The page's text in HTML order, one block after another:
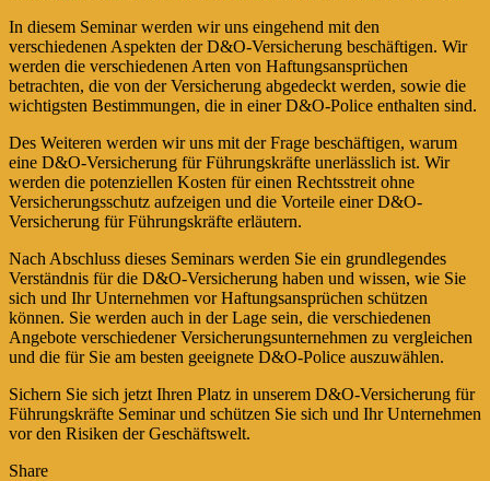
In diesem Seminar werden wir uns eingehend mit den
verschiedenen Aspekten der D&O-Versicherung beschäftigen. Wir
werden die verschiedenen Arten von Haftungsansprüchen
betrachten, die von der Versicherung abgedeckt werden, sowie die
wichtigsten Bestimmungen, die in einer D&O-Police enthalten sind.
Des Weiteren werden wir uns mit der Frage beschäftigen, warum
eine D&O-Versicherung für Führungskräfte unerlässlich ist. Wir
werden die potenziellen Kosten für einen Rechtsstreit ohne
Versicherungsschutz aufzeigen und die Vorteile einer D&O-
Versicherung für Führungskräfte erläutern.
Nach Abschluss dieses Seminars werden Sie ein grundlegendes
Verständnis für die D&O-Versicherung haben und wissen, wie Sie
sich und Ihr Unternehmen vor Haftungsansprüchen schützen
können. Sie werden auch in der Lage sein, die verschiedenen
Angebote verschiedener Versicherungsunternehmen zu vergleichen
und die für Sie am besten geeignete D&O-Police auszuwählen.
Sichern Sie sich jetzt Ihren Platz in unserem D&O-Versicherung für
Führungskräfte Seminar und schützen Sie sich und Ihr Unternehmen
vor den Risiken der Geschäftswelt.
Share